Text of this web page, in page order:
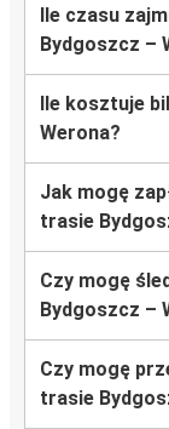
Ile czasu
Bydgoszcz –
Ile kosztuje
Werona?
Jak mogę
trasie
Czy mogę
Bydgoszcz –
Czy mogę
trasie